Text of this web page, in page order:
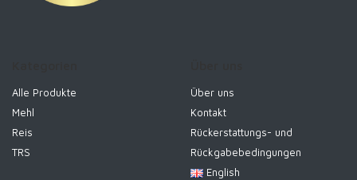
Alle Produkte
Mehl
Reis
TRS
Über uns
Kontakt
Rückerstattungs- und
Rückgabebedingungen
English